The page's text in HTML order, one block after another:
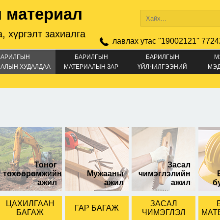
захиалга
лавлах утас ''19002121''
ХУДАЛДАА
БАРИЛГЫН
МАТЕРИАЛЫН ЗАР
БАРИЛГЫН
ҮЙЛЧИЛГЭЭНИЙ
Тоног
төхөөрөмжийн
ажил
Мужааны
ажил
Засал
чимэглэлийн
ажил
ЦАХИЛГААН
БАГАЖ
ГАР БАГАЖ
ЗАСАЛ
ЧИМЭГЛЭЛ